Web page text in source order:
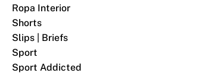
Ropa Interior
Shorts
Slips | Briefs
Sport
Sport Addicted